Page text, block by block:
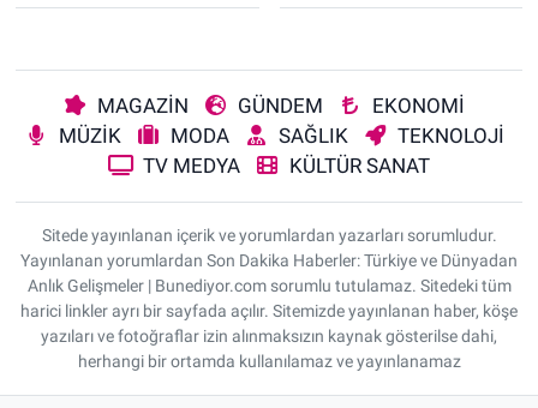
MAGAZİN GÜNDEM
EKONOMİ
MÜZİK
MODA SAĞLIK
TEKNOLOJİ
TV MEDYA
KÜLTÜR SANAT
Sitede yayınlanan içerik ve yorumlardan yazarları sorumludur.
Yayınlanan yorumlardan Son Dakika Haberler: Türkiye ve Dünyadan
Anlık Gelişmeler | Bunediyor.com sorumlu tutulamaz. Sitedeki tüm
harici linkler ayrı bir sayfada açılır. Sitemizde yayınlanan haber, köşe
yazıları ve fotoğraflar izin alınmaksızın kaynak gösterilse dahi,
herhangi bir ortamda kullanılamaz ve yayınlanamaz